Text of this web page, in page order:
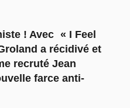
! Avec « I Feel
a récidivé et
recruté Jean
farce anti-